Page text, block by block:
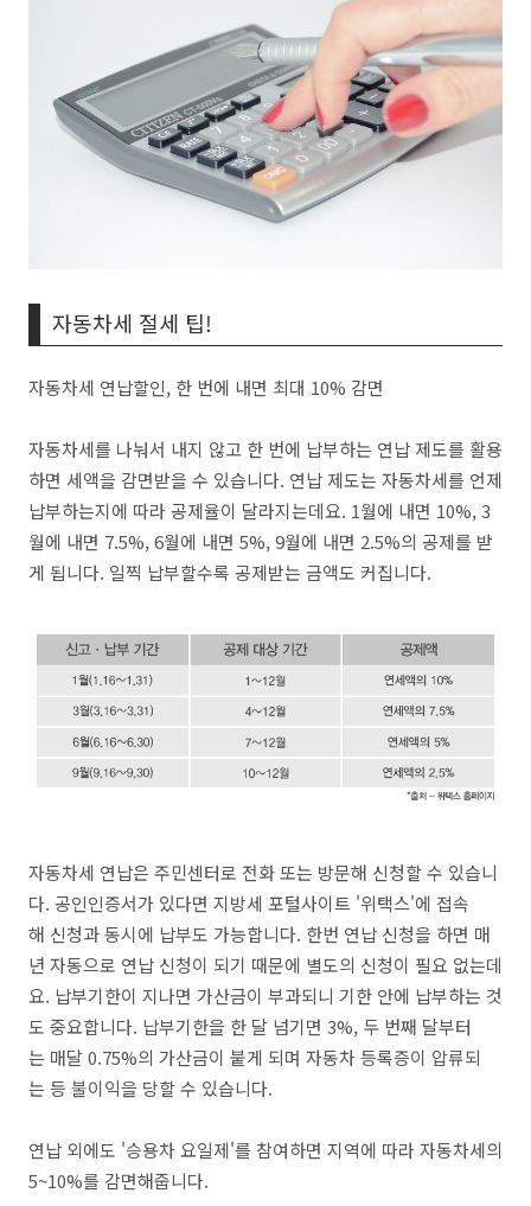
자동차세 절세 팁!
​​자동차세 연납할인, 한 번에 내면 최대 10% 감면
자동차세를 나눠서 내지 않고 한 번에 납부하는 연납 제도를 활용
하면 세액을 감면받을 수 있습니다. 연납 제도는 자동차세를 언제
납부하는지에 따라 공제율이 달라지는데요. 1월에 내면 10%, 3
월에 내면 7.5%, 6월에 내면 5%, 9월에 내면 2.5%의 공제를 받
게 됩니다. 일찍 납부할수록 공제받는 금액도 커집니다.
자동차세 연납은 주민센터로 전화 또는 방문해 신청할 수 있습니
다. 공인인증서가 있다면 지방세 포털사이트 '위택스'에 접속
해 신청과 동시에 납부도 가능합니다. 한번 연납 신청을 하면 매
년 자동으로 연납 신청이 되기 때문에 별도의 신청이 필요 없는데
요. 납부기한이 지나면 가산금이 부과되니 기한 안에 납부하는 것
도 중요합니다. 납부기한을 한 달 넘기면 3%, 두 번째 달부터
는 매달 0.75%의 가산금이 붙게 되며 자동차 등록증이 압류되
는 등 불이익을 당할 수 있습니다.
연납 외에도 '승용차 요일제'를 참여하면 지역에 따라 자동차세의
5~10%를 감면해줍니다.